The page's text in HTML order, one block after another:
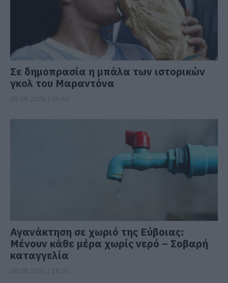
Σε δημοπρασία η μπάλα των ιστορικών
γκολ του Μαραντόνα
Αγανάκτηση σε χωριό της Εύβοιας:
Μένουν κάθε μέρα χωρίς νερό – Σοβαρή
καταγγελία